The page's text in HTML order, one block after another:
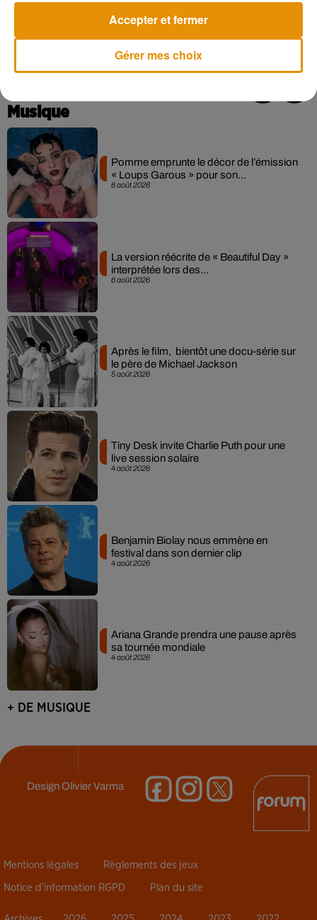
Musique
6 août 2026
Pomme emprunte le décor de l’émission
« Loups Garous » pour son...
6 août 2026
La version réécrite de « Beautiful Day »
interprétée lors des...
5 août 2026
Après le film, bientôt une docu-série sur
le père de Michael Jackson
4 août 2026
Tiny Desk invite Charlie Puth pour une
live session solaire
4 août 2026
Benjamin Biolay nous emmène en
festival dans son dernier clip
4 août 2026
Ariana Grande prendra une pause après
sa tournée mondiale
+ DE MUSIQUE
DesignOlivier Varma
Mentions légales Règlements des jeux
Notice d’information RGPD Plan du site
Gérer mes choix
Accepter et fermer